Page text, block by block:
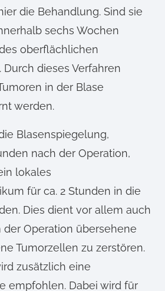
die Behandlung. Sind sie
sechs Wochen
oberflächlichen
Durch dieses Verfahren
in der Blase
werden.
Blasenspiegelung,
nach der Operation,
lokales
für ca. 2 Stunden in die
Dies dient vor allem auch
der Operation übersehene
Tumorzellen zu zerstören.
zusätzlich eine
empfohlen. Dabei wird für